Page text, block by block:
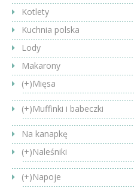
Kotlety
Kuchnia polska
Lody
Makarony
(+)Mięsa
(+)Muffinki i babeczki
Na kanapkę
(+)Naleśniki
(+)Napoje